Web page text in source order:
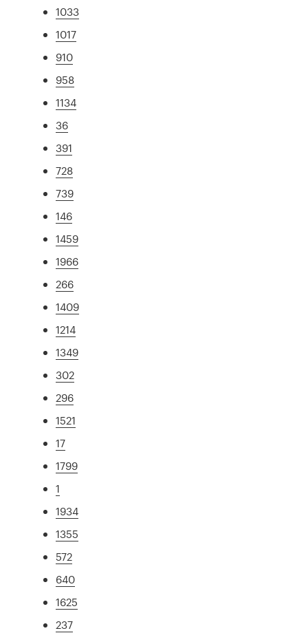
1033
1017
910
958
1134
36
391
728
739
146
1459
1966
266
1409
1214
1349
302
296
1521
17
1799
1
1934
1355
572
640
1625
237